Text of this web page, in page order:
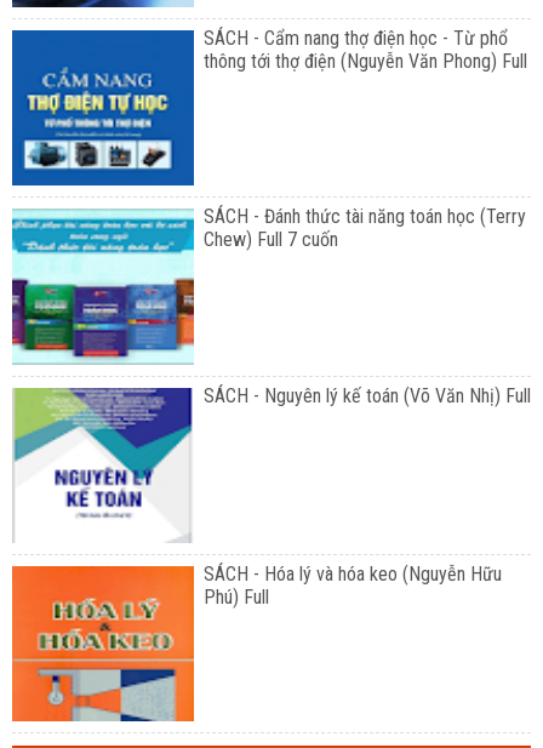
SÁCH - Cẩm nang thợ điện học - Từ phổ
thông tới thợ điện (Nguyễn Văn Phong) Full
SÁCH - Đánh thức tài năng toán học (Terry
Chew) Full 7 cuốn
SÁCH - Nguyên lý kế toán (Võ Văn Nhị) Full
SÁCH - Hóa lý và hóa keo (Nguyễn Hữu
Phú) Full